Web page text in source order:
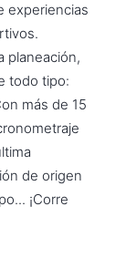
experiencias
planeación,
todo tipo:
más de 15
de origen
¡Corre